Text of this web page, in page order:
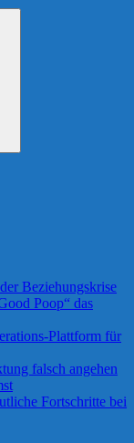
Beziehungskrise
Poop“ das
Plattform für
falsch angehen
Fortschritte bei